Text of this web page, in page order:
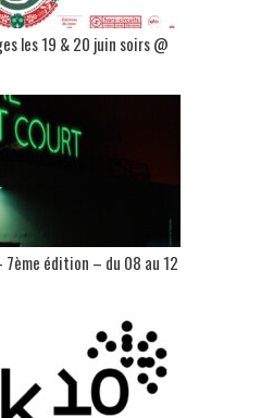
les 19 & 20 juin soirs @
édition – du 08 au 12